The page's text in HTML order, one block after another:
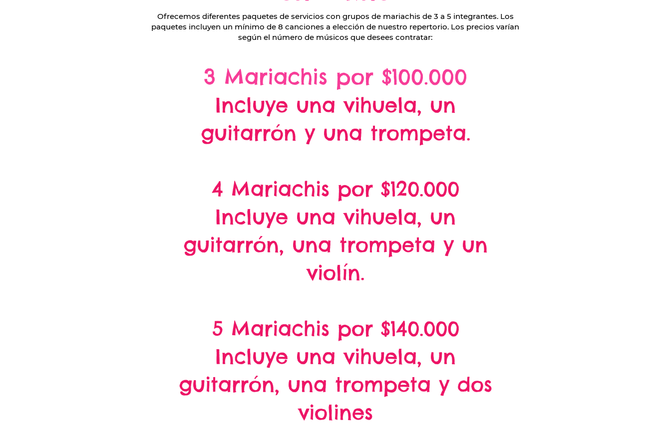
Ofrecemos diferentes paquetes de servicios con grupos de mariachis de 3 a 5 integrantes. Los
paquetes incluyen un mínimo de 8 canciones a elección de nuestro repertorio. Los precios varían
según el número de músicos que desees contratar:​
3 Mariachis por $100.000
Incluye una vihuela, un
guitarrón y una trompeta.
4 Mariachis por $120.000
Incluye una vihuela, un
guitarrón, una trompeta y un
violín.
5 Mariachis por $140.000
Incluye una vihuela, un
guitarrón, una trompeta y dos
violines​